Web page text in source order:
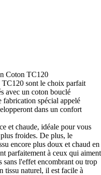
Coton TC120
TC120 sont le choix parfait
avec un coton bouclé
fabrication spécial appelé
dans un confort
et chaude, idéale pour vous
froides. De plus, le
encore plus doux et chaud en
parfaitement à ceux qui aiment
sans l'effet encombrant ou trop
tissu naturel, il est facile à